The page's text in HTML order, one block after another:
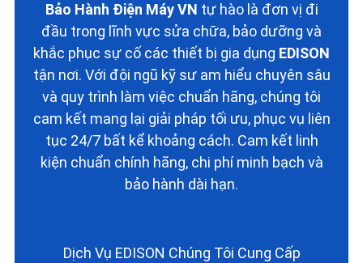
Bảo Hành Điện Máy VN tự hào là đơn vị đi
đầu trong lĩnh vực sửa chữa, bảo dưỡng và
khắc phục sự cố các thiết bị gia dụng EDISON
tận nơi. Với đội ngũ kỹ sư am hiểu chuyên sâu
và quy trình làm việc chuẩn hãng, chúng tôi
cam kết mang lại giải pháp tối ưu, phục vụ liên
tục 24/7 bất kể khoảng cách. Cam kết linh
kiện chuẩn chính hãng, chi phí minh bạch và
bảo hành dài hạn.
Dịch Vụ EDISON Chúng Tôi Cung Cấp